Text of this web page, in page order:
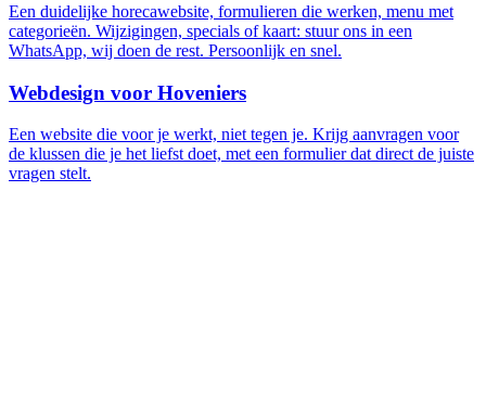
Een duidelijke horecawebsite, formulieren die werken, menu met
categorieën. Wijzigingen, specials of kaart: stuur ons in een
WhatsApp, wij doen de rest. Persoonlijk en snel.
Webdesign voor Hoveniers
Een website die voor je werkt, niet tegen je. Krijg aanvragen voor
de klussen die je het liefst doet, met een formulier dat direct de juiste
vragen stelt.